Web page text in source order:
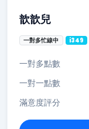
歆歆兒
一對多忙線中 i349
一對多點數
一對一點數
滿意度評分